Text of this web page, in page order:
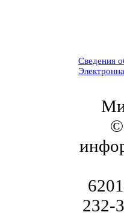
Сведения
©
232-